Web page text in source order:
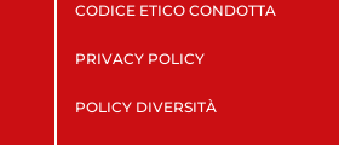
CODICE ETICO CONDOTTA
PRIVACY POLICY
POLICY DIVERSITÀ